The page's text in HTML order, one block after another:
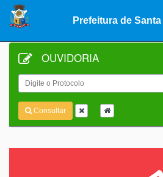
Prefeitura de
OUVIDORIA
Busca
Consultar